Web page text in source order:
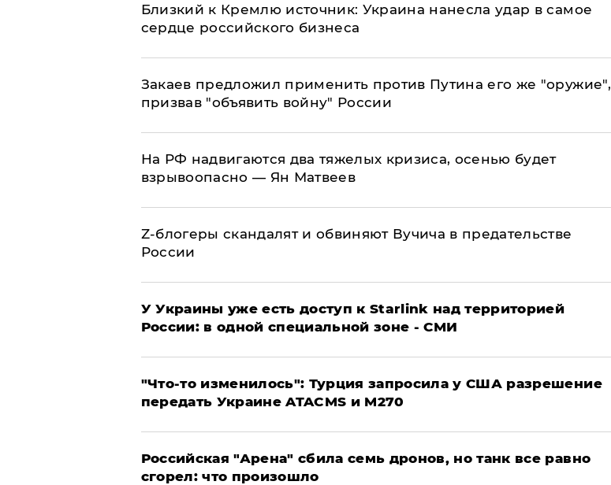
Близкий к Кремлю источник: Украина нанесла удар в самое
сердце российского бизнеса
Закаев предложил применить против Путина его же "оружие",
призвав "объявить войну" России
На РФ надвигаются два тяжелых кризиса, осенью будет
взрывоопасно — Ян Матвеев
Z-блогеры скандалят и обвиняют Вучича в предательстве
России
У Украины уже есть доступ к Starlink над территорией
России: в одной специальной зоне - СМИ
​"Что-то изменилось": Турция запросила у США разрешение
передать Украине ATACMS и M270
​Российская "Арена" сбила семь дронов, но танк все равно
сгорел: что произошло